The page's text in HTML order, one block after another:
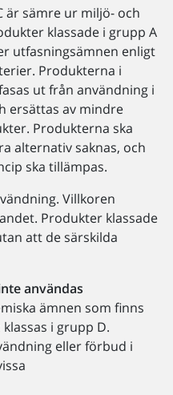
är sämre ur miljö- och
klassade i grupp A
utfasningsämnen enligt
Produkterna i
ut från användning i
ersättas av mindre
Produkterna ska
alternativ saknas, och
ska tillämpas.
Villkoren
Produkter klassade
att de särskilda
användas
ämnen som finns
i grupp D.
eller förbud i